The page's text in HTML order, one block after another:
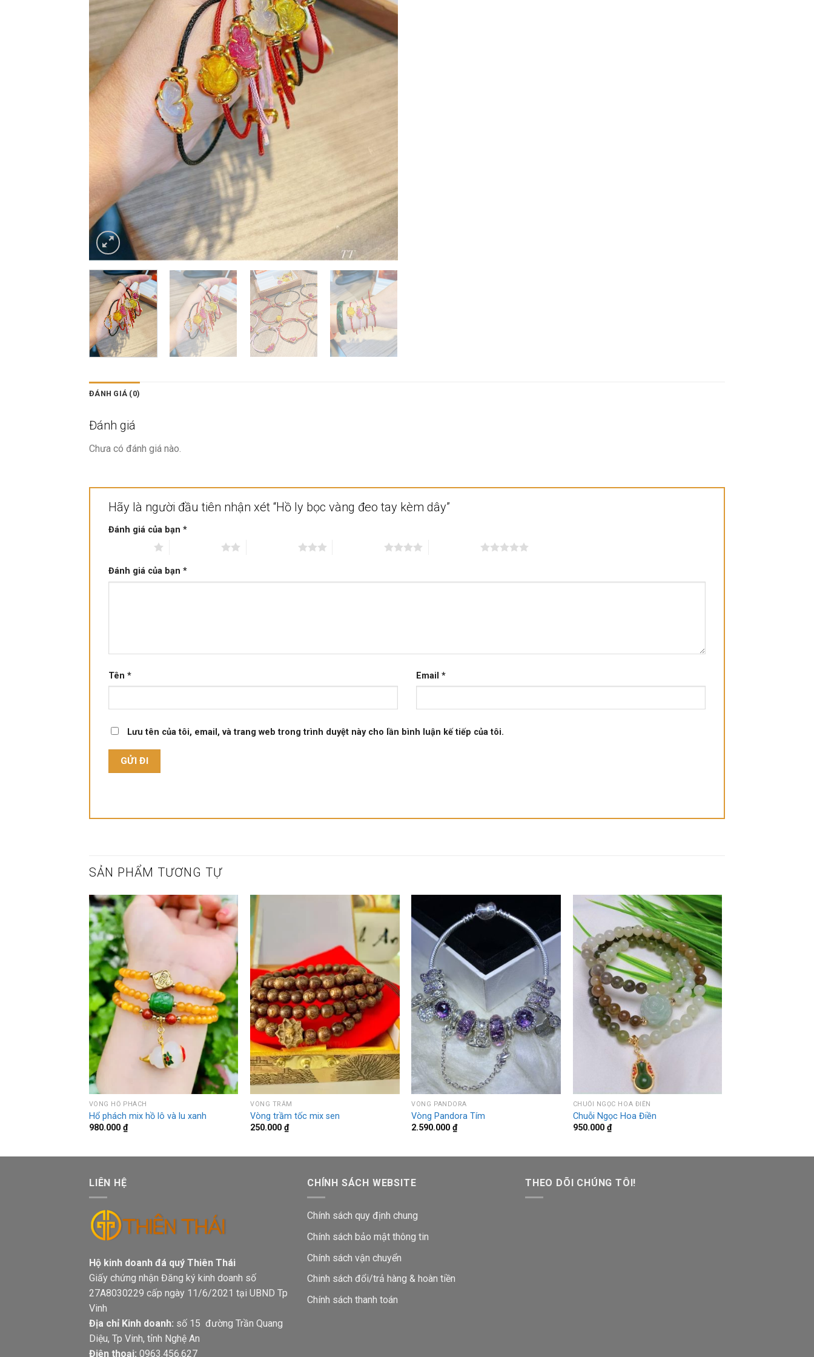
ĐÁNH GIÁ (0)
Đánh giá
Chưa có đánh giá nào.
Hãy là người đầu tiên nhận xét “Hồ ly bọc vàng đeo tay kèm dây”
Đánh giá của bạn *
Đánh giá của bạn *
Tên * Email *
Lưu tên của tôi, email, và trang web trong trình duyệt này cho lần bình luận kế tiếp của tôi.
SẢN PHẨM TƯƠNG TỰ
VÒNG HỔ PHÁCH
Hổ phách mix hồ lô và lu xanh
980.000 ₫
VÒNG TRẦM
Vòng trầm tốc mix sen
250.000₫
VÒNG PANDORA
Vòng Pandora Tím
2.590.000₫
CHUỖI NGỌC HOA ĐIỀN
Chuỗi Ngọc Hoa Điền
950.000 ₫
LIÊN HỆ
Hộ kinh doanh đá quý Thiên Thái
Giấy chứng nhận Đăng ký kinh doanh số
27A8030229 cấp ngày 11/6/2021 tại UBND Tp
Vinh
Địa chỉ Kinh doanh: số 15 đường Trần Quang
Diệu, Tp Vinh, tỉnh Nghệ An
Điện thoại: 0963.456.627
CHÍNH SÁCH WEBSITE
Chính sách quy định chung
Chính sách bảo mật thông tin
Chính sách vận chuyển
Chinh sách đổi/trả hàng & hoàn tiền
Chính sách thanh toán
THEO DÕI CHÚNG TÔI!